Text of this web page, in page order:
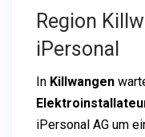
Region
iPersonal
In Killwangen
iPersonal AG um